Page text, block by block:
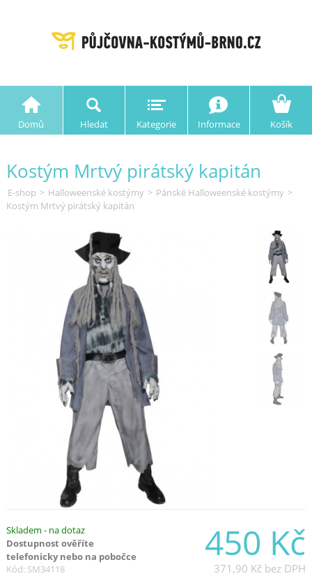
Domů Hledat Kategorie Informace Košík
Kostým Mrtvý pirátský kapitán
E-shop > Halloweenské kostýmy > Pánské Halloweenské kostýmy >
Kostým Mrtvý pirátský kapitán
450 Kč
371,90 Kč bez DPH
Skladem - na dotaz
Dostupnost ověříte
telefonicky nebo na pobočce
Kód: SM34118